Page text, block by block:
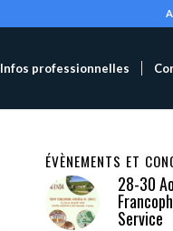
Infos professionnelles
ÉVÈNEMENTS ET
28-30
Service